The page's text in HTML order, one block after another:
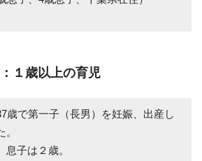
１歳以上の育児
歳で第一子（長男）を妊娠、出産し
。
息子は２歳。